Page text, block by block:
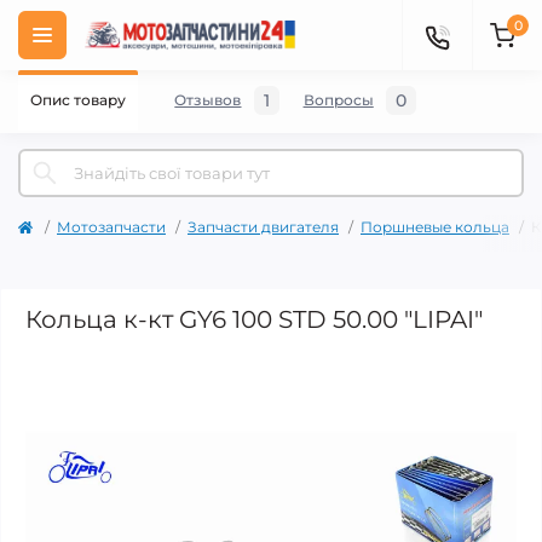
0
Мотозапчасти Запчасти двигателя Поршневые кольца
Кольца к-кт GY6 100 STD 50.00 "LIPAI"
Опис товару Отзывов 1 Вопросы 0